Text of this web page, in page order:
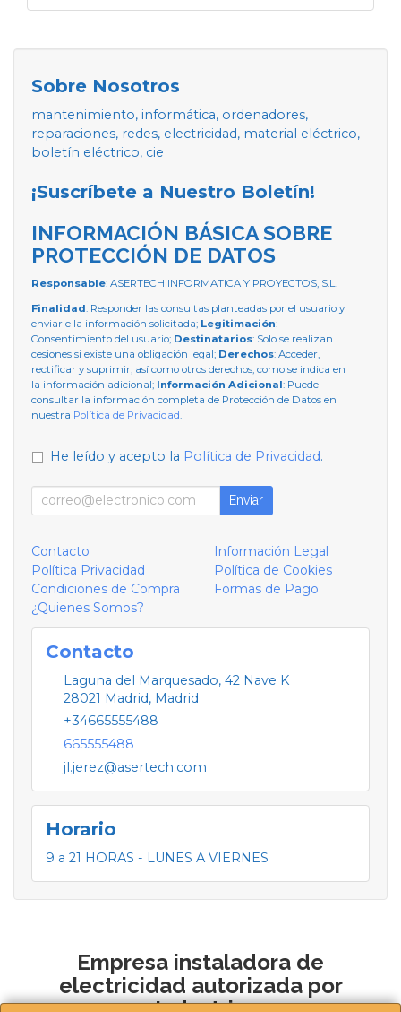
Sobre Nosotros
mantenimiento, informática, ordenadores,
reparaciones, redes, electricidad, material eléctrico,
boletín eléctrico, cie
¡Suscríbete a Nuestro Boletín!
INFORMACIÓN BÁSICA SOBRE
PROTECCIÓN DE DATOS
Responsable: ASERTECH INFORMATICA Y PROYECTOS, S.L.
Finalidad: Responder las consultas planteadas por el usuario y
enviarle la información solicitada; Legitimación:
Consentimiento del usuario; Destinatarios: Solo se realizan
cesiones si existe una obligación legal; Derechos: Acceder,
rectificar y suprimir, así como otros derechos, como se indica en
la información adicional; Información Adicional: Puede
consultar la información completa de Protección de Datos en
nuestra Política de Privacidad
He leído y acepto la Política de Privacidad.
Enviar
Contacto
Información Legal
Política Privacidad
Política de Cookies
Condiciones de Compra
Formas de Pago
¿Quienes Somos?
Contacto
Laguna del Marquesado, 42 Nave K
28021 Madrid, Madrid
+34665555488
665555488
jl.jerez@asertech.com
Horario
9 a 21 HORAS - LUNES A VIERNES
Empresa instaladora de
electricidad autorizada por